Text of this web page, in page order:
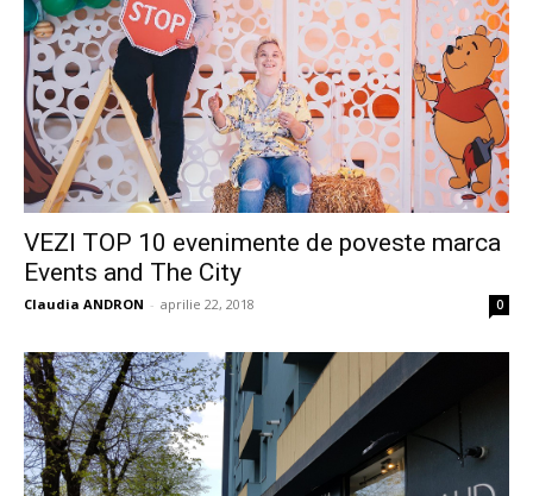
VEZI TOP 10 evenimente de poveste marca
Events and The City
Claudia ANDRON - aprilie 22, 2018 0